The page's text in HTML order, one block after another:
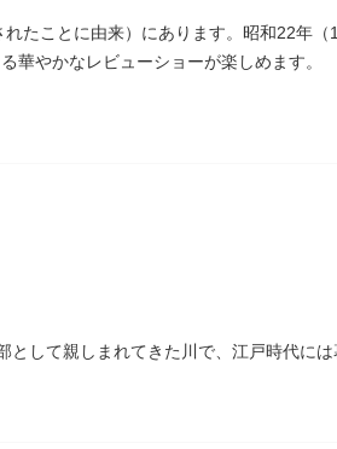
て、調査研究、標本資料の収集・保管・
たことに由来）にあります。昭和22年（
華やかなレビューショーが楽しめます。
して親しまれてきた川で、江戸時代に